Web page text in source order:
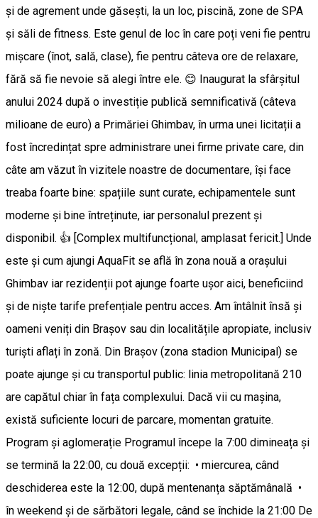
și de agrement unde găsești, la un loc, piscină, zone de SPA
și săli de fitness. Este genul de loc în care poți veni fie pentru
mișcare (înot, sală, clase), fie pentru câteva ore de relaxare,
fără să fie nevoie să alegi între ele. 😊 Inaugurat la sfârșitul
anului 2024 după o investiție publică semnificativă (câteva
milioane de euro) a Primăriei Ghimbav, în urma unei licitații a
fost încredințat spre administrare unei firme private care, din
câte am văzut în vizitele noastre de documentare, își face
treaba foarte bine: spațiile sunt curate, echipamentele sunt
moderne și bine întreținute, iar personalul prezent și
disponibil. 👍 [Complex multifuncțional, amplasat fericit.] Unde
este și cum ajungi AquaFit se află în zona nouă a orașului
Ghimbav iar rezidenții pot ajunge foarte ușor aici, beneficiind
și de niște tarife prefențiale pentru acces. Am întâlnit însă și
oameni veniți din Brașov sau din localitățile apropiate, inclusiv
turiști aflați în zonă. Din Brașov (zona stadion Municipal) se
poate ajunge și cu transportul public: linia metropolitană 210
are capătul chiar în fața complexului. Dacă vii cu mașina,
există suficiente locuri de parcare, momentan gratuite.
Program și aglomerație Programul începe la 7:00 dimineața și
se termină la 22:00, cu două excepții: • miercurea, când
deschiderea este la 12:00, după mentenanța săptămânală •
în weekend și de sărbători legale, când se închide la 21:00 De